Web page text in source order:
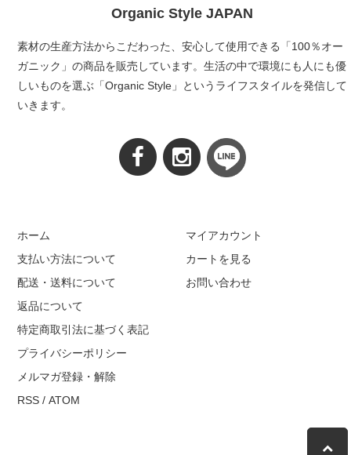
Organic Style JAPAN
素材の生産方法からこだわった、安心して使用できる「100％オー
ガニック」の商品を販売しています。生活の中で環境にも人にも優
しいものを選ぶ「Organic Style」というライフスタイルを発信して
いきます。
ホーム
支払い方法について
配送・送料について
返品について
特定商取引法に基づく表記
プライバシーポリシー
メルマガ登録・解除
RSS /ATOM
マイアカウント
カートを見る
お問い合わせ